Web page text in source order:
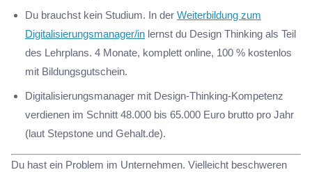
Du brauchst kein Studium. In der Weiterbildung zum
Digitalisierungsmanager/in lernst du Design Thinking als Teil
des Lehrplans. 4 Monate, komplett online, 100 % kostenlos
mit Bildungsgutschein.
Digitalisierungsmanager mit Design-Thinking-Kompetenz
verdienen im Schnitt 48.000 bis 65.000 Euro brutto pro Jahr
(laut Stepstone und Gehalt.de).
Du hast ein Problem im Unternehmen. Vielleicht beschweren